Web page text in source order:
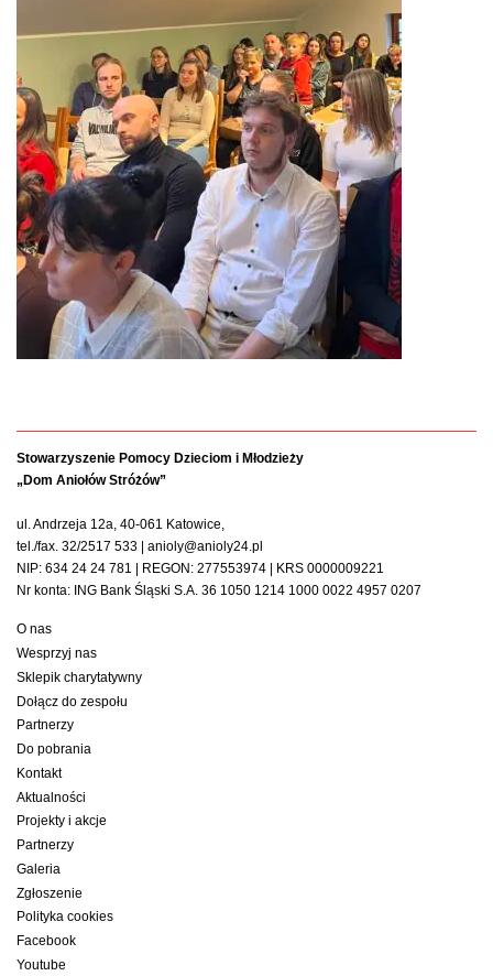
Stowarzyszenie Pomocy Dzieciom i Młodzieży
„Dom Aniołów Stróżów”
ul. Andrzeja 12a, 40-061 Katowice,
tel./fax. 32/2517 533 | anioly@anioly24.pl
NIP: 634 24 24 781 | REGON: 277553974 | KRS 0000009221
Nr konta: ING Bank Śląski S.A. 36 1050 1214 1000 0022 4957 0207
O nas
Wesprzyj nas
Sklepik charytatywny
Dołącz do zespołu
Partnerzy
Do pobrania
Kontakt
Aktualności
Projekty i akcje
Partnerzy
Galeria
Zgłoszenie
Polityka cookies
Facebook
Youtube